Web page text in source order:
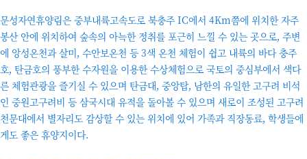
문성자연휴양림은 중부내륙고속도로 북충주 IC에서 4Km쯤에 위치한 자주
봉산 안에 위치하여 숲속의 아늑한 정취를 포근히 느낄 수 있는 곳으로, 주변
에 앙성온천과 살미, 수안보온천 등 3색 온천 체험이 쉽고 내륙의 바다 충주
호, 탄금호의 풍부한 수자원을 이용한 수상체험으로 국토의 중심부에서 색다
른 체험관광을 즐기실 수 있으며 탄금대, 중앙탑, 남한의 유일한 고구려 비석
인 중원고구려비 등 삼국시대 유적을 돌아볼 수 있으며 새로이 조성된 고구려
천문대에서 별자리도 감상할 수 있는 위치에 있어 가족과 직장동료, 학생들에
게도 좋은 휴양지이다.